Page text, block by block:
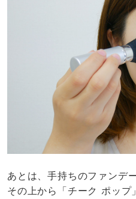
あとは、手持ちのファンデ
その上から「チーク ポップ